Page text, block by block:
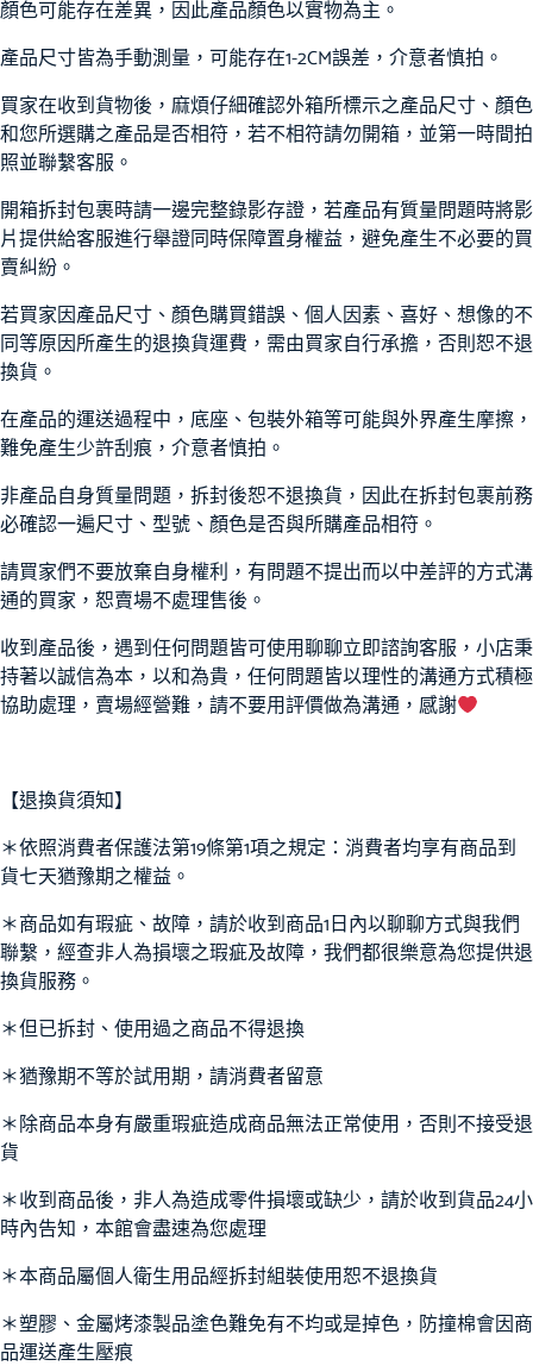
顏色可能存在差異，因此產品顏色以實物為主。
產品尺寸皆為手動測量，可能存在1-2CM誤差，介意者慎拍。
買家在收到貨物後，麻煩仔細確認外箱所標示之產品尺寸、顏色
和您所選購之產品是否相符，若不相符請勿開箱，並第一時間拍
照並聯繫客服。
開箱拆封包裹時請一邊完整錄影存證，若產品有質量問題時將影
片提供給客服進行舉證同時保障置身權益，避免產生不必要的買
賣糾紛。
若買家因產品尺寸、顏色購買錯誤、個人因素、喜好、想像的不
同等原因所產生的退換貨運費，需由買家自行承擔，否則恕不退
換貨。
在產品的運送過程中，底座、包裝外箱等可能與外界產生摩擦，
難免產生少許刮痕，介意者慎拍。
非產品自身質量問題，拆封後恕不退換貨，因此在拆封包裹前務
必確認一遍尺寸、型號、顏色是否與所購產品相符。
請買家們不要放棄自身權利，有問題不提出而以中差評的方式溝
通的買家，恕賣場不處理售後。
收到產品後，遇到任何問題皆可使用聊聊立即諮詢客服，小店秉
持著以誠信為本，以和為貴，任何問題皆以理性的溝通方式積極
協助處理，賣場經營難，請不要用評價做為溝通，感謝
【退換貨須知】
＊依照消費者保護法第19條第1項之規定：消費者均享有商品到
貨七天猶豫期之權益。
＊商品如有瑕疵、故障，請於收到商品1日內以聊聊方式與我們
聯繫，經查非人為損壞之瑕疵及故障，我們都很樂意為您提供退
換貨服務。
＊但已拆封、使用過之商品不得退換
＊猶豫期不等於試用期，請消費者留意
＊除商品本身有嚴重瑕疵造成商品無法正常使用，否則不接受退
貨
＊收到商品後，非人為造成零件損壞或缺少，請於收到貨品24小
時內告知，本館會盡速為您處理
＊本商品屬個人衛生用品經拆封組裝使用恕不退換貨
＊塑膠、金屬烤漆製品塗色難免有不均或是掉色，防撞棉會因商
品運送產生壓痕